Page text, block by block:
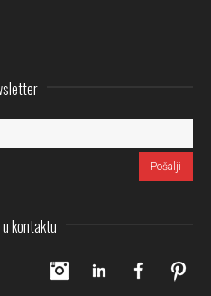
kontaktu
InstagramLinkedIn